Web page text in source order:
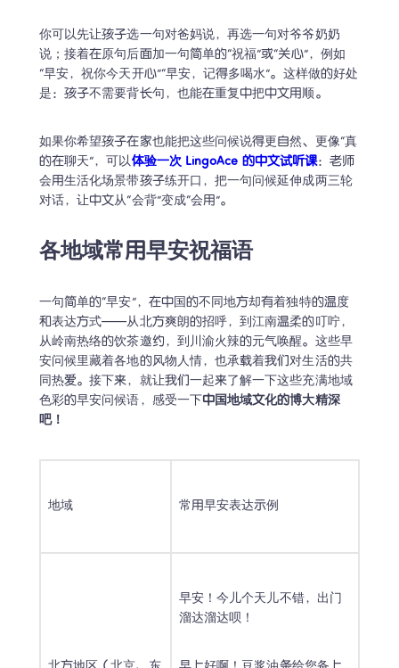
你可以先让孩子选一句对爸妈说，再选一句对爷爷奶奶
说；接着在原句后面加一句简单的“祝福”或“关心”，例如
“早安，祝你今天开心”“早安，记得多喝水”。这样做的好处
是：孩子不需要背长句，也能在重复中把中文用顺。
如果你希望孩子在家也能把这些问候说得更自然、更像“真
的在聊天”，可以体验一次 LingoAce 的中文试听课：老师
会用生活化场景带孩子练开口，把一句问候延伸成两三轮
对话，让中文从“会背”变成“会用”。
各地域常用早安祝福语
一句简单的“早安”，在中国的不同地方却有着独特的温度
和表达方式——从北方爽朗的招呼，到江南温柔的叮咛，
从岭南热络的饮茶邀约，到川渝火辣的元气唤醒。这些早
安问候里藏着各地的风物人情，也承载着我们对生活的共
同热爱。接下来，就让我们一起来了解一下这些充满地域
色彩的早安问候语，感受一下 中国地域文化的博大精深
吧！
地域 常用早安表达示例
早安！今儿个天儿不错，出门
溜达溜达呗！